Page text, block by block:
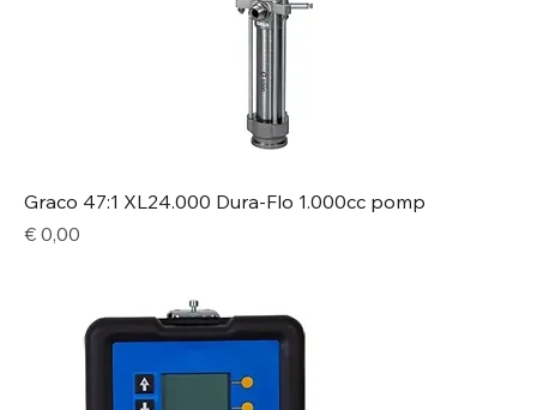
Graco 47:1 XL24.000 Dura-Flo 1.000cc pomp
Price
€ 0,00